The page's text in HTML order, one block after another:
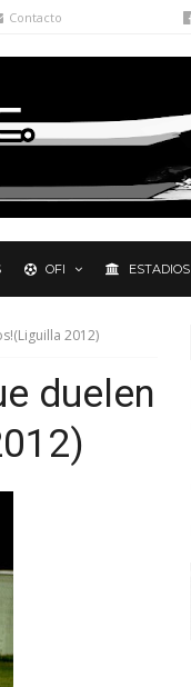
Contacto
OFI ESTADIOS
2012)
duelen